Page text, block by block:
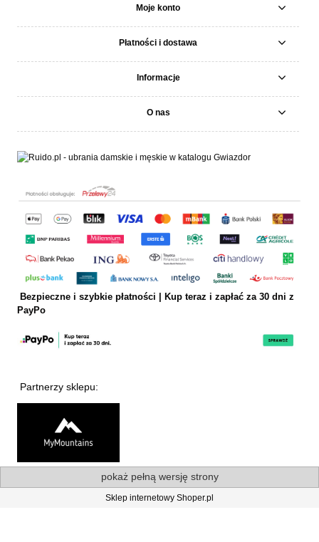
Moje konto
Płatności i dostawa
Informacje
O nas
Bezpieczne i szybkie płatności | Kup teraz i zapłać za 30 dni z
PayPo
Partnerzy sklepu:
pokaż pełną wersję strony
Sklep internetowy Shoper.pl